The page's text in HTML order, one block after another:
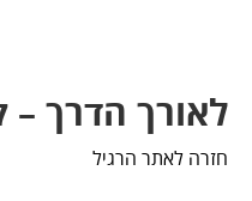
לאורך הדרך –
חזרה לאתר הרגיל